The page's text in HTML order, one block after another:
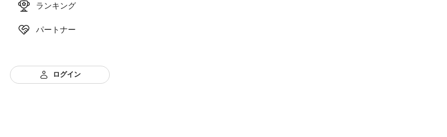
ランキング
パートナー
ログイン